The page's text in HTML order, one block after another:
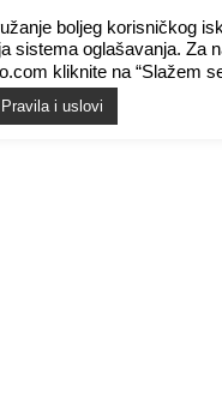
boljeg korisničkog
sistema oglašavanja. Za
kliknite na “Slažem
Pravila i uslovi